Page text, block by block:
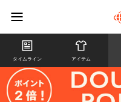
タイムライン アイテム